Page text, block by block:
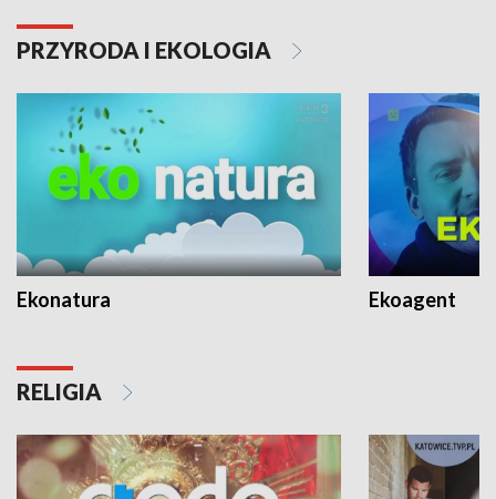
PRZYRODA I EKOLOGIA
Ekonatura Ekoagent
RELIGIA